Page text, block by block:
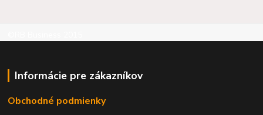
Informácie pre zákazníkov
Obchodné podmienky